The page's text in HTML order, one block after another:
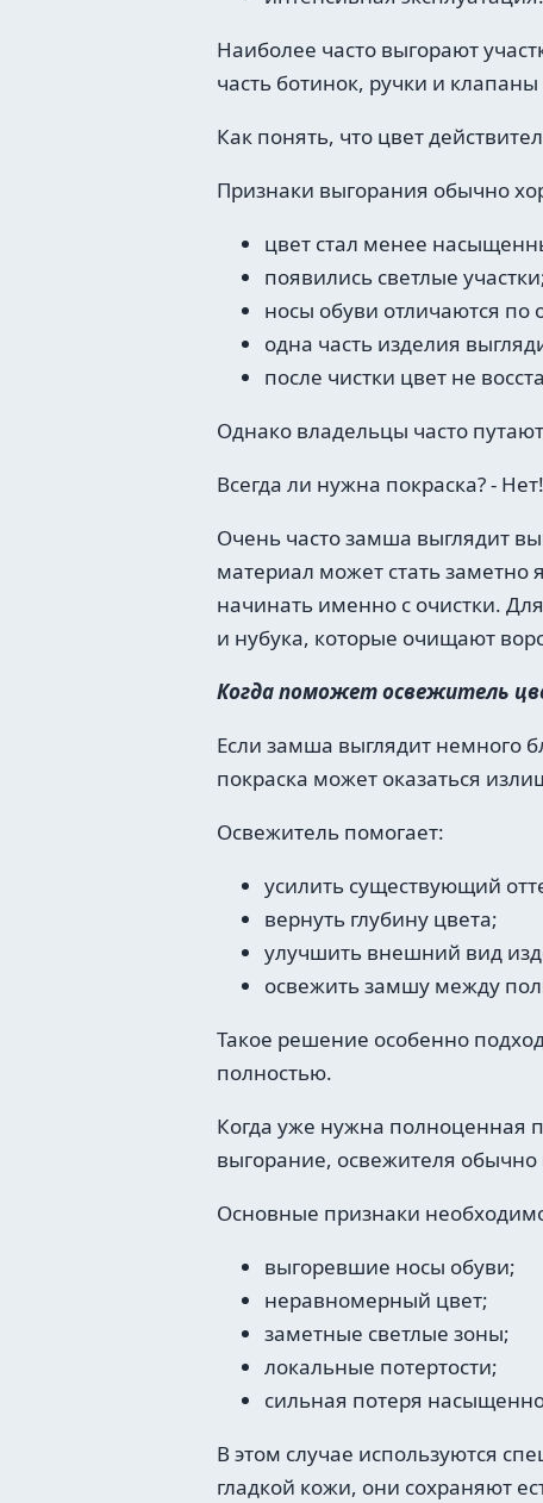
Наиболее часто выгорают
часть ботинок, ручки и клапаны
Как понять, что цвет
Признаки выгорания обычно
цвет стал менее
появились светлые
носы обуви отличаются по
одна часть изделия
после чистки цвет не
Однако владельцы часто
Всегда ли нужна покраска? - Нет!
Очень часто замша выглядит
материал может стать заметно
начинать именно с очистки.
и нубука, которые очищают
Когда поможет освежитель
Если замша выглядит немного
покраска может оказаться
Освежитель помогает:
усилить существующий
вернуть глубину цвета;
улучшить внешний вид
освежить замшу между
Такое решение особенно
полностью.
Когда уже нужна полноценная
выгорание, освежителя обычно
Основные признаки
выгоревшие носы обуви;
неравномерный цвет;
заметные светлые зоны;
локальные потертости;
сильная потеря
В этом случае используются
гладкой кожи, они сохраняют